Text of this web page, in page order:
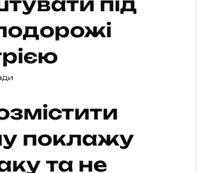
поклажу
та не